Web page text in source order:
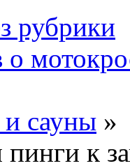
рубрики
о
сауны »
к